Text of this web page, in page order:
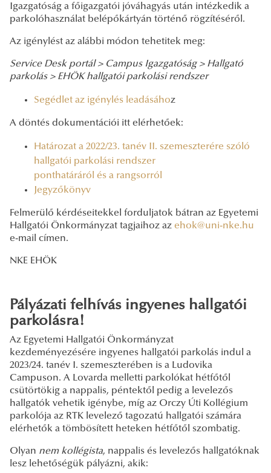
Igazgatóság a főigazgatói jóváhagyás után intézkedik a
parkolóhasználat belépőkártyán történő rögzítéséről.
Az igénylést az alábbi módon tehetitek meg:
Service Desk portál >Campus Igazgatóság >Hallgató
parkolás >EHÖK hallgatói parkolási rendszer
Segédlet az igénylés leadásához
A döntés dokumentációi itt elérhetőek:
Határozat a 2022/23. tanév II. szemeszterére szóló
hallgatói parkolási rendszer
ponthatáráról és a rangsorról
Jegyzőkönyv
Felmerülő kérdéseitekkel forduljatok bátran az Egyetemi
Hallgatói Önkormányzat tagjaihoz az ehok@uni-nke.hu
e-mail címen.
NKE EHÖK
Pályázati felhívás ingyenes hallgatói
parkolásra!
Az Egyetemi Hallgatói Önkormányzat
kezdeményezésére ingyenes hallgatói parkolás indul a
2023/24. tanév I. szemeszterében is a Ludovika
Campuson. A Lovarda melletti parkolókat hétfőtől
csütörtökig a nappalis, péntektől pedig a levelezős
hallgatók vehetik igénybe, míg az Orczy Úti Kollégium
parkolója az RTK levelező tagozatú hallgatói számára
elérhetők a tömbösített heteken hétfőtől szombatig.
Olyan nem kollégista, nappalis és levelezős hallgatóknak
lesz lehetőségük pályázni, akik: